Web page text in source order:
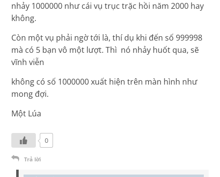
nhảy 1000000 như cái vụ trục trặc hồi năm 2000 hay
không.
Còn một vụ phải ngờ tới là, thí dụ khi đến số 999998
mà có 5 bạn vô một lượt. Thì nó nhảy huốt qua, sẽ
vĩnh viễn
không có số 1000000 xuất hiện trên màn hình như
mong đợi.
Một Lúa
0
Trả lời